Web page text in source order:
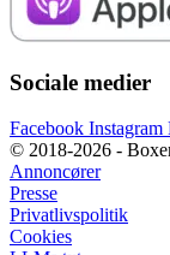
Sociale medier
Facebook Instagram
© 2018-2026 -
Annoncører
Presse
Privatlivspolitik
Cookies